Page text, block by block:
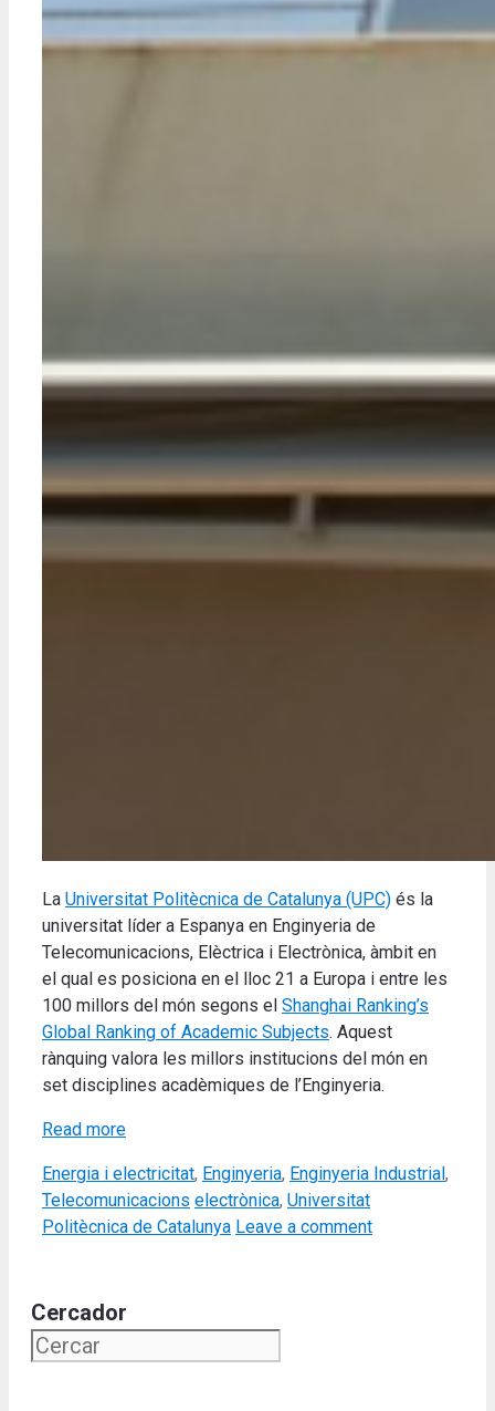
La Universitat Politècnica de Catalunya (UPC) és la
universitat líder a Espanya en Enginyeria de
Telecomunicacions, Elèctrica i Electrònica, àmbit en
el qual es posiciona en el lloc 21 a Europa i entre les
100 millors del món segons el Shanghai Ranking’s
Global Ranking of Academic Subjects. Aquest
rànquing valora les millors institucions del món en
set disciplines acadèmiques de l’Enginyeria.
Read more
Categories
Energia i electricitat, Enginyeria, Enginyeria Industrial ,
Telecomunicacions Tags
electrònica, Universitat
Politècnica de Catalunya Leave a comment
Cercador